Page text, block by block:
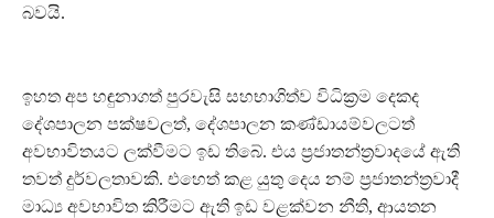
බවයි.
ඉහත අප හඳුනාගත් පුරවැසි සහභාගිත්ව විධික්‍රම දෙකද
දේශපාලන පක්ෂවලත්, දේශපාලන කණ්ඩායම්වලටත්
අවභාවිතයට ලක්වීමට ඉඩ තිබේ. එය ප්‍රජාතන්ත්‍රවාදයේ ඇති
තවත් දුර්වලතාවකි. එහෙත් කළ යුතු දෙය නම් ප්‍රජාතන්ත්‍රවාදී
මාධ්‍ය අවභාවිත කිරීමට ඇති ඉඩ වළක්වන නීති, ආයතන